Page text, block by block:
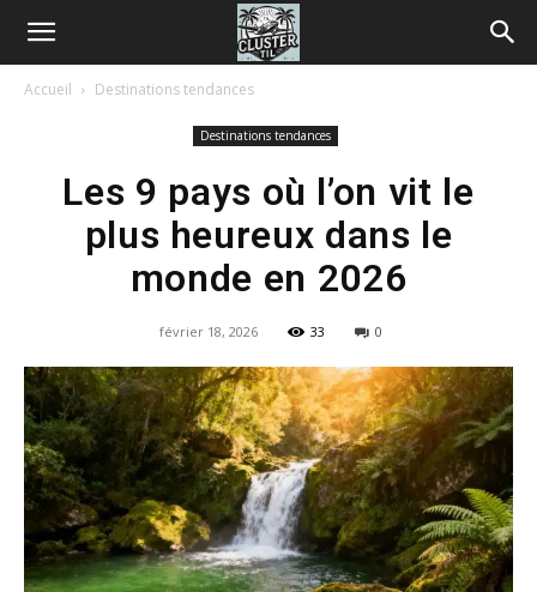
Accueil Destinations tendances
Destinations tendances
Les 9 pays où l’on vit le
plus heureux dans le
monde en 2026
février 18, 2026 33 0